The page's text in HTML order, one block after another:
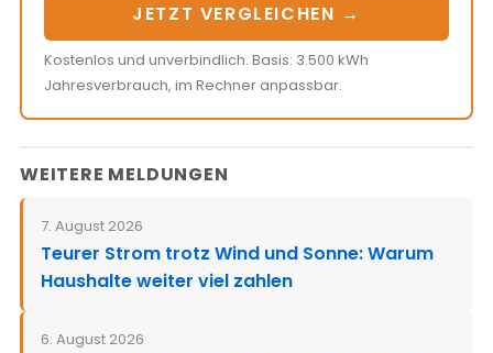
JETZT VERGLEICHEN →
Kostenlos und unverbindlich. Basis: 3.500 kWh
Jahresverbrauch, im Rechner anpassbar.
WEITERE MELDUNGEN
7. August 2026
Teurer Strom trotz Wind und Sonne: Warum
Haushalte weiter viel zahlen
6. August 2026